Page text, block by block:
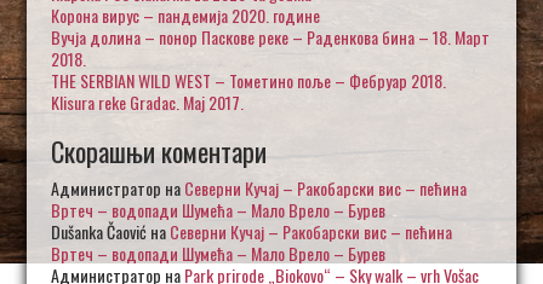
Корона вирус – пандемија 2020. године
Вучја долина – понор Паскове реке – Раденкова бина – 18. Март
2018.
THE SERBIAN WILD WEST – Тометино поље – Фебруар 2018.
Klisura reke Gradac. Maj 2017.
Скорашњи коментари
Администратор наСеверни Кучај – Ракобарски вис – пећина
Вртеч – водопади Шумећа – Мало Врело – Бурев
Dušanka ČaovićнаСеверни Кучај – Ракобарски вис – пећина
Вртеч – водопади Шумећа – Мало Врело – Бурев
Администратор наPark prirode „Biokovo“ – Sky walk – vrh Vošac